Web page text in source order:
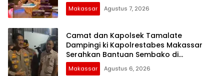
Makassar Agustus 7, 2026
Camat dan Kapolsek Tamalate
Dampingi ki Kapolrestabes Makassar
Serahkan Bantuan Sembako di
Bontoduri
Makassar Agustus 6, 2026